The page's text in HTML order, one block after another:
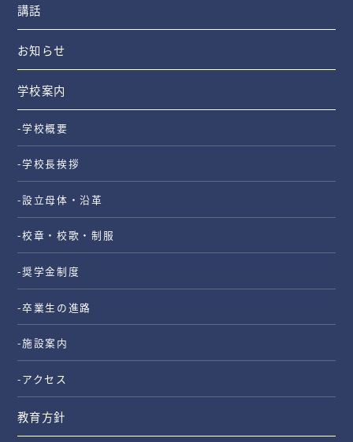
講話
お知らせ
学校案内
-学校概要
-学校長挨拶
-設立母体・沿革
-校章・校歌・制服
-奨学金制度
-卒業生の進路
-施設案内
-アクセス
教育方針